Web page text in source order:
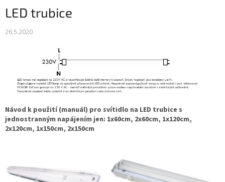
LED trubice
26.5.2020
Návod k použití (manuál) pro svítidlo na LED trubice s
jednostranným napájením jen: 1x60cm, 2x60cm, 1x120cm,
2x120cm, 1x150cm, 2x150cm